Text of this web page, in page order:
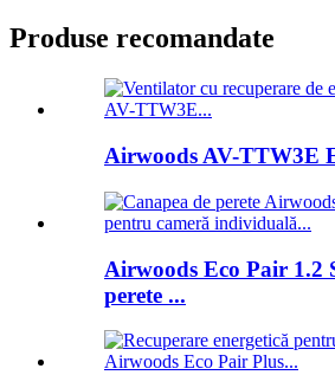
Produse recomandate
Airwoods AV-TTW3E
Airwoods Eco Pair 1.2
perete ...